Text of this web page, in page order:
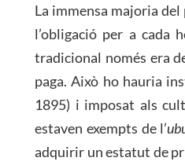
La immensa majoria
l’obligació per a cada
tradicional només era
paga. Això ho hauria
1895) i imposat als
estaven exempts de l’
adquirir un estatut de